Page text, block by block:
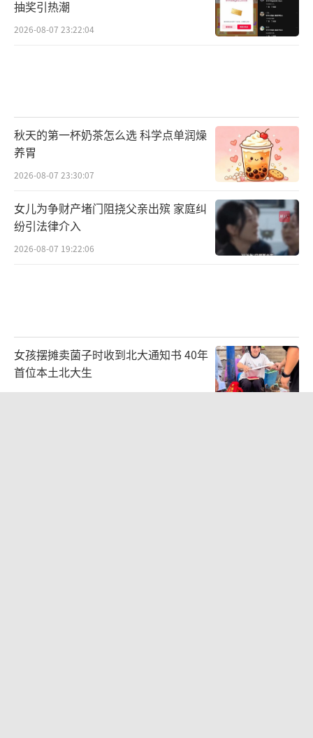
抽奖引热潮
2026-08-07 23:22:04
秋天的第一杯奶茶怎么选 科学点单润燥
养胃
2026-08-07 23:30:07
女儿为争财产堵门阻挠父亲出殡 家庭纠
纷引法律介入
2026-08-07 19:22:06
女孩摆摊卖菌子时收到北大通知书 40年
首位本土北大生
2026-08-07 14:46:01